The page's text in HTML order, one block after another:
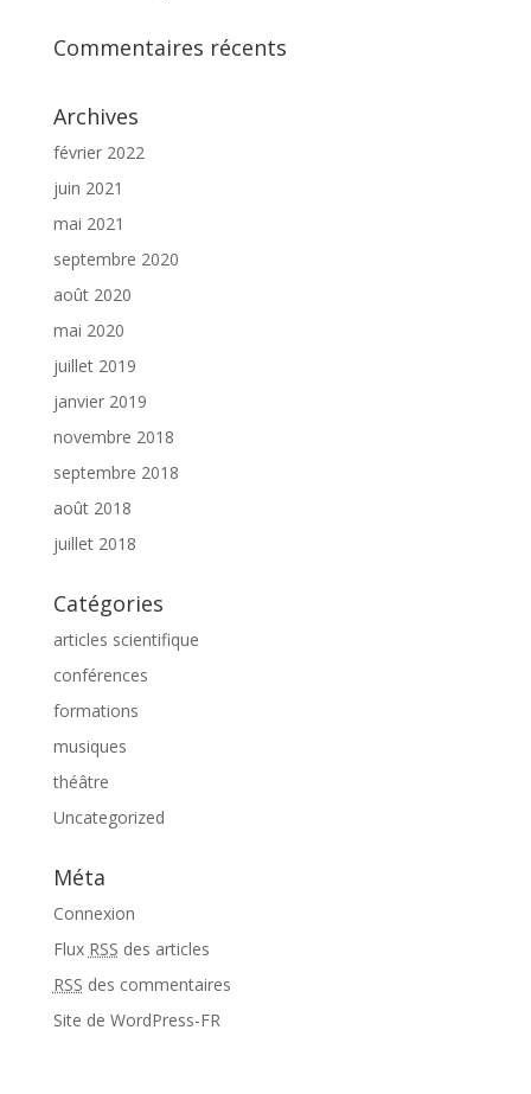
Commentaires récents
Archives
février 2022
juin 2021
mai 2021
septembre 2020
août 2020
mai 2020
juillet 2019
janvier 2019
novembre 2018
septembre 2018
août 2018
juillet 2018
Catégories
articles scientifique
conférences
formations
musiques
théâtre
Uncategorized
Méta
Connexion
Flux RSS des articles
RSS des commentaires
Site de WordPress-FR